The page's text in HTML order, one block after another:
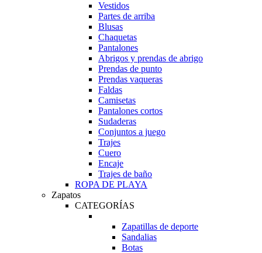
Vestidos
Partes de arriba
Blusas
Chaquetas
Pantalones
Abrigos y prendas de abrigo
Prendas de punto
Prendas vaqueras
Faldas
Camisetas
Pantalones cortos
Sudaderas
Conjuntos a juego
Trajes
Cuero
Encaje
Trajes de baño
ROPA DE PLAYA
Zapatos
CATEGORÍAS
Zapatillas de deporte
Sandalias
Botas